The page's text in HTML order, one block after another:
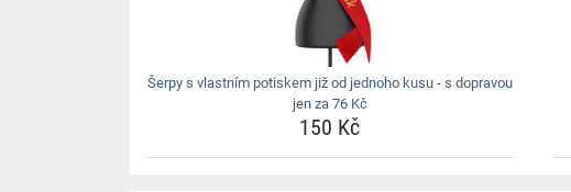
Šerpy s vlastním potiskem již od jednoho kusu - s dopravou
jen za 76 Kč
150 Kč